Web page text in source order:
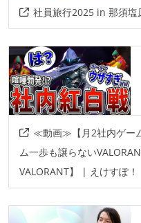
slack
その他
grunt
gulp
社員旅行2025 in 那須塩
≪動画≫【月2社内ゲー
ム一歩も譲らない
VALORANT】 | えけすぽ！